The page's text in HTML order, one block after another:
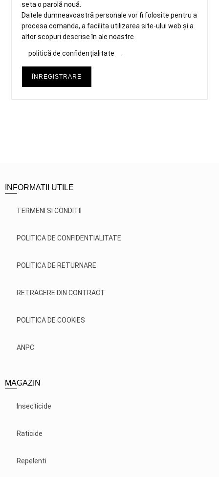
seta o parolă nouă.
Datele dumneavoastră personale vor fi folosite pentru a
procesa comanda, a facilita utilizarea site-ului web și a
altor scopuri descrise în ale noastre
politică de confidențialitate
ÎNREGISTRARE
INFORMATII UTILE
TERMENI SI CONDITII
POLITICA DE CONFIDENTIALITATE
POLITICA DE RETURNARE
RETRAGERE DIN CONTRACT
POLITICA DE COOKIES
ANPC
MAGAZIN
Insecticide
Raticide
Repelenti